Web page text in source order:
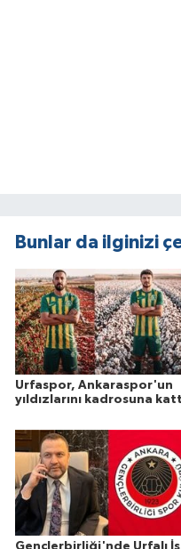
Bunlar da ilginizi
Urfaspor, Ankaraspor'un
yıldızlarını kadrosuna
Gençlerbirliği'nde Urfalı İş